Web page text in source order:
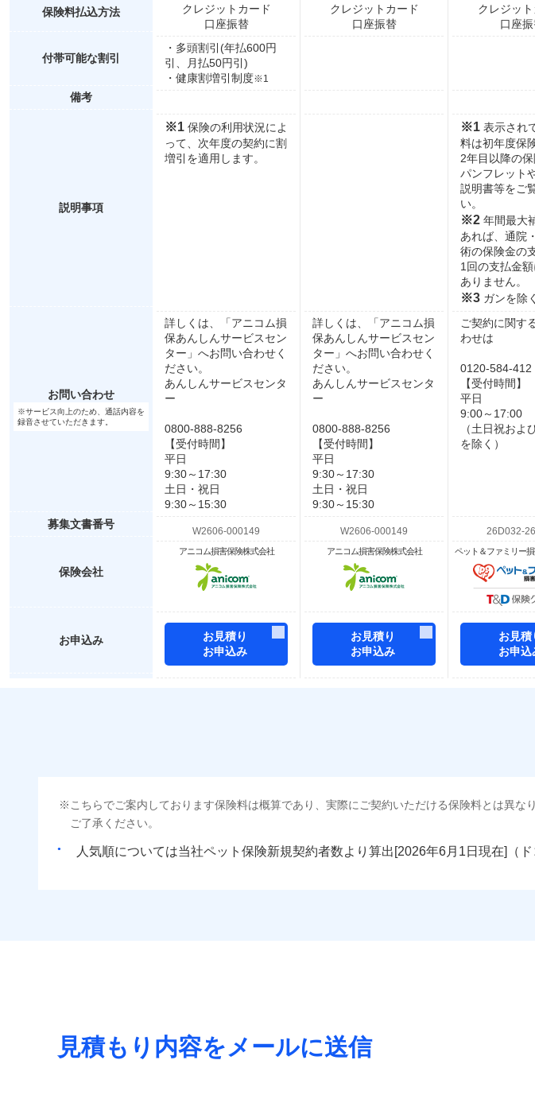
保険料払込方法
付帯可能な割引
備考
説明事項
お問い合わせ
※サービス向上のため、通話内容を
録音させていただきます。
募集文書番号
保険会社
お申込み
クレジットカード
口座振替
・多頭割引(年払600円
引、月払50円引)
・健康割増引制度※1
※1 保険の利用状況によ
って、次年度の契約に割
増引を適用します。
詳しくは、「アニコム損
保あんしんサービスセン
ター」へお問い合わせく
ださい。
あんしんサービスセンタ
ー
0800-888-8256
【受付時間】
平日
9:30～17:30
土日・祝日
9:30～15:30
アニコム損害保険株式会社
お見積り
お申込み
クレジットカード
口座振替
詳しくは、「アニコム損
保あんしんサービスセン
ター」へお問い合わせく
ださい。
あんしんサービスセンタ
ー
0800-888-8256
【受付時間】
平日
9:30～17:30
土日・祝日
9:30～15:30
アニコム損害保険株式会社
お見積り
お申込み
クレジッ
口座
※1 表示され
料は初年度保
2年目以降の保
パンフレット
説明書等をご
い。
※2 年間最大
あれば、通院
術の保険金の
1回の支払金
ありません。
※3 ガンを除
ご契約に関す
わせは
0120-584-412
【受付時間】
平日
9:00～17:00
（土日祝およ
を除く）
ペット＆ファミリー
お見積
お申込
こちらでご案内しております保険料は概算であり、実際にご契約いただける保険料とは異
ご了承ください。
人気順については当社 新規契約者数より算出[ 年 月 日現在]（
見積もり内容をメールに送信